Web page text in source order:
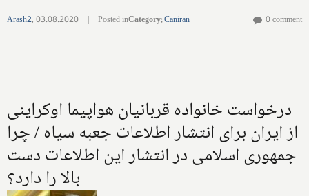
Arash2,03.08.2020 | Posted inCategory:Caniran 0 comment
درخواست خانواده قربانیان هواپیما اوکراینی
از ایران برای انتشار اطلاعات جعبه سیاه / چرا
جمهوری اسلامی در انتشار این اطلاعات دست
بالا را دارد؟